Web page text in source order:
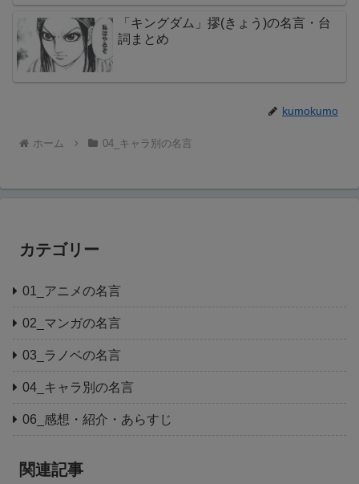
「キングダム」摎(きょう)の名言・台
詞まとめ
kumokumo
ホーム 04_キャラ別の名言
カテゴリー
01_アニメの名言
02_マンガの名言
03_ラノベの名言
04_キャラ別の名言
06_感想・紹介・あらすじ
関連記事